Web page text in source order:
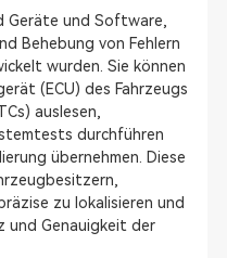
Geräte und Software,
Behebung von Fehlern
wurden. Sie können
(ECU) des Fahrzeugs
auslesen,
durchführen
übernehmen. Diese
zu lokalisieren und
und Genauigkeit der